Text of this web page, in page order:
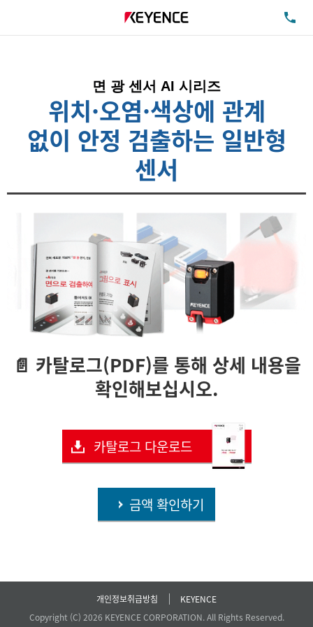
면 광 센서 AI 시리즈
위치·오염·색상에 관계
없이 안정 검출하는 일반형
센서
📄 카탈로그(PDF)를 통해 상세 내용을
확인해보십시오.
카탈로그 다운로드
금액 확인하기
개인정보취급방침
KEYENCE
Copyright (C) 2026 KEYENCE CORPORATION. All Rights Reserved.